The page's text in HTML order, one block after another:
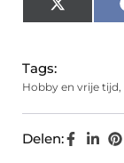
X
(Twitter)
Tags:
Hobby en vrije tijd,
Delen: